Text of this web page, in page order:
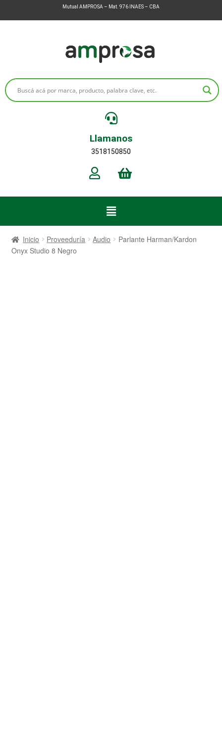
Mutual AMPROSA – Mat. 976 INAES – CBA
Llamanos
3518150850
Inicio Proveeduría Audio
Parlante Harman/Kardon
Onyx Studio 8 Negro